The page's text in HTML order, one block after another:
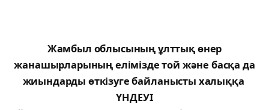
Жамбыл облысының ұлттық өнер
жанашырларының елімізде той және басқа да
жиындарды өткізуге байланысты халыққа
ҮНДЕУІ